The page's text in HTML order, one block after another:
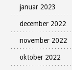
januar 2023
december 2022
november 2022
oktober 2022